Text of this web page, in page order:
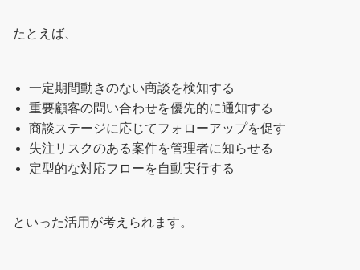
たとえば、
一定期間動きのない商談を検知する
重要顧客の問い合わせを優先的に通知する
商談ステージに応じてフォローアップを促す
失注リスクのある案件を管理者に知らせる
定型的な対応フローを自動実行する
といった活用が考えられます。